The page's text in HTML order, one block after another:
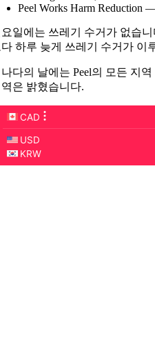
Peel Works Harm Reduction
일에는 쓰레기 수거가 없습
하루 늦게 쓰레기 수거가 이
다의 날에는 Peel의 모든 지
은 밝혔습니다.